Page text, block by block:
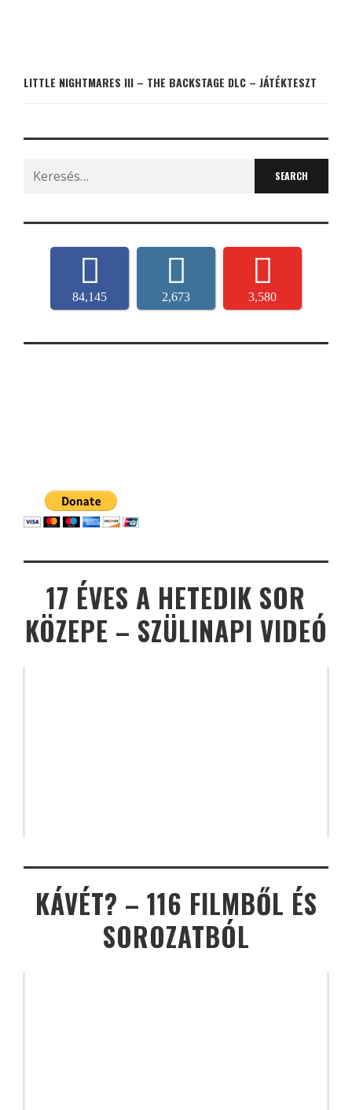
LITTLE NIGHTMARES III – THE BACKSTAGE DLC – JÁTÉKTESZT
Search
for:
84,145 2,673 3,580
17 ÉVES A HETEDIK SOR
KÖZEPE – SZÜLINAPI VIDEÓ
KÁVÉT? – 116 FILMBŐL ÉS
SOROZATBÓL